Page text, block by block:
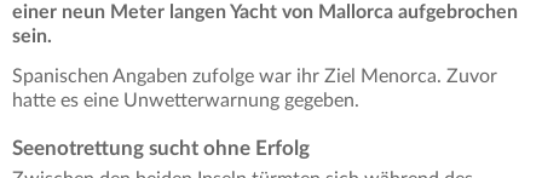
einer neun Meter langen Yacht von Mallorca aufgebrochen
sein.
Spanischen Angaben zufolge war ihr Ziel Menorca. Zuvor
hatte es eine Unwetterwarnung gegeben.
Seenotrettung sucht ohne Erfolg